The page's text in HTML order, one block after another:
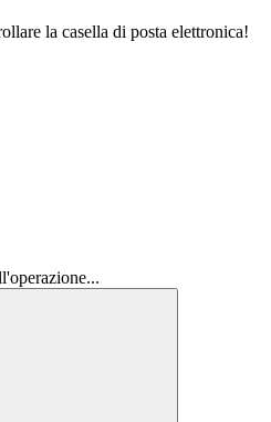
la casella di posta elettronica!